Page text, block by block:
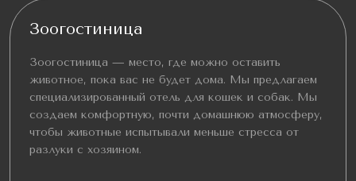
Зоогостиница
Зоогостиница — место, где можно оставить
животное, пока вас не будет дома. Мы предлагаем
специализированный отель для кошек и собак. Мы
создаем комфортную, почти домашнюю атмосферу,
чтобы животные испытывали меньше стресса от
разлуки с хозяином.